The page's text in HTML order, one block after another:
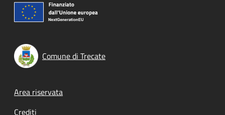
Comune di Trecate
Footer menu
Area riservata
Crediti